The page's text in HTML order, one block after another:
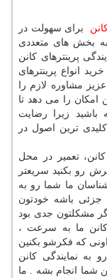
برای سهولت در
به بخش های متعددی
پرینترهای کانن
انواع پرینترهای
مشاوره لازم را
امکان را می دهد تا
باشید زیرا رضایت
ترین اصول در
کانن، تعمیر در محل
رو بکنید سریعتر
ما شما رو به
باشه خودتون
مشکلتون جدی بود
کانن ما به سرعت ،
که فکرشو بکنین
به نمایندگی کانن
شما انجام بشه . ما